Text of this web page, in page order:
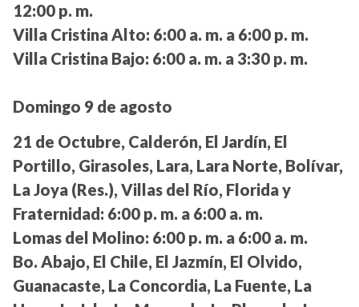
12:00 p. m.
Villa Cristina Alto: 6:00 a. m. a 6:00 p. m.
Villa Cristina Bajo: 6:00 a. m. a 3:30 p. m.
Domingo 9 de agosto
21 de Octubre, Calderón, El Jardín, El
Portillo, Girasoles, Lara, Lara Norte, Bolívar,
La Joya (Res.), Villas del Río, Florida y
Fraternidad: 6:00 p. m. a 6:00 a. m.
Lomas del Molino: 6:00 p. m. a 6:00 a. m.
Bo. Abajo, El Chile, El Jazmín, El Olvido,
Guanacaste, La Concordia, La Fuente, La